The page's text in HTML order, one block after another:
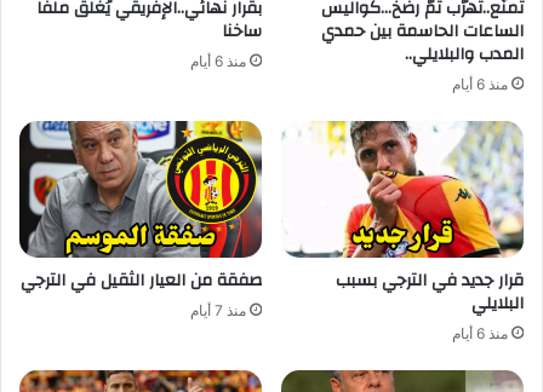
تمنّع..تهرّب ثمّ رضخ…كواليس
الساعات الحاسمة بين حمدي
المدب والبلايلي..
منذ 6 أيام
بقرار نهائي..الإفريقي يُغلق ملفا
ساخنا
منذ 6 أيام
قرار جديد في الترجي بسبب
البلايلي
منذ 6 أيام
صفقة من العيار الثقيل في الترجي
منذ 7 أيام